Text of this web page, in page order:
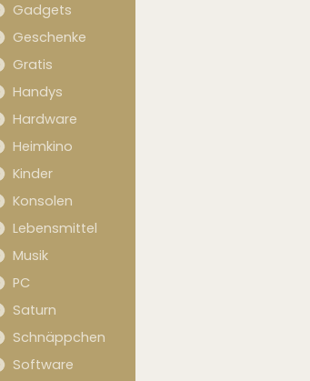
Gadgets
Geschenke
Gratis
Handys
Hardware
Heimkino
Kinder
Konsolen
Lebensmittel
Musik
PC
Saturn
Schnäppchen
Software